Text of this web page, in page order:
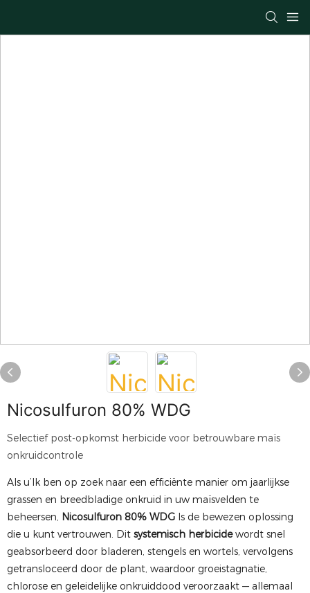
Nicosulfuron 80% WDG
Selectief post-opkomst herbicide voor betrouwbare maïs
onkruidcontrole
Als u’Ik ben op zoek naar een efficiënte manier om jaarlijkse
grassen en breedbladige onkruid in uw maïsvelden te
beheersen, Nicosulfuron 80% WDG Is de bewezen oplossing
die u kunt vertrouwen. Dit systemisch herbicidewordt snel
geabsorbeerd door bladeren, stengels en wortels, vervolgens
getransloceerd door de plant, waardoor groeistagnatie,
chlorose en geleidelijke onkruiddood veroorzaakt — allemaal